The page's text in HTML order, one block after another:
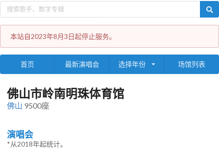
本站自2023年8月3日起停止服务。
首页 最新演唱会 选择年份 场馆列表
佛山市岭南明珠体育馆
佛山 9500座
演唱会
*从2018年起统计。